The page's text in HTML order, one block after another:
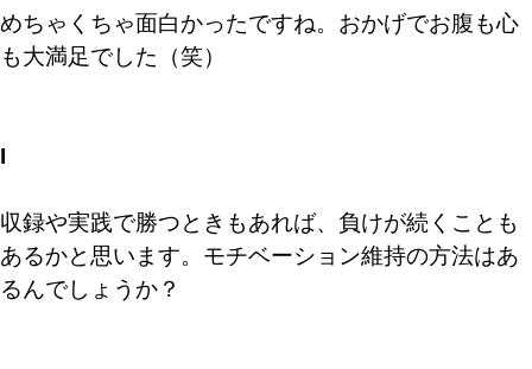
めちゃくちゃ面白かったですね。おかげでお腹も心
も大満足でした（笑）
I
収録や実践で勝つときもあれば、負けが続くことも
あるかと思います。モチベーション維持の方法はあ
るんでしょうか？